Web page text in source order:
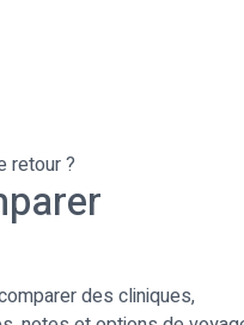
retour ?
des cliniques,